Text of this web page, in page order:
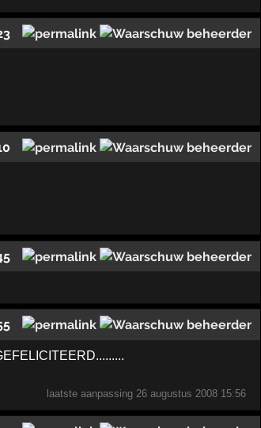
laatste aanpassing 26 augustus 2008 15:56